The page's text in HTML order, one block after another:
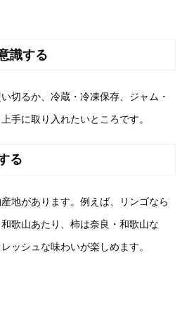
識する
切るか、冷蔵・冷凍保存、ジャム・
手に取り入れたいところです。
る
地があります。例えば、リンゴなら
歌山あたり、柿は奈良・和歌山な
ッシュな味わいが楽しめます。